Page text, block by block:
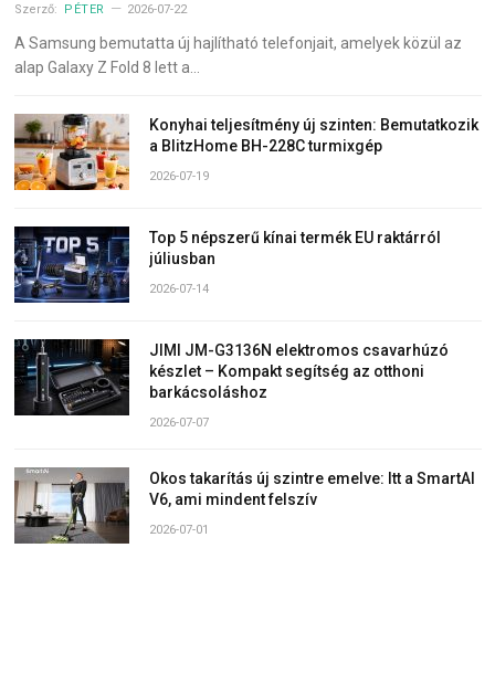
Szerző: PÉTER 2026-07-22
A Samsung bemutatta új hajlítható telefonjait, amelyek közül az
alap Galaxy Z Fold 8 lett a…
Konyhai teljesítmény új szinten: Bemutatkozik
a BlitzHome BH-228C turmixgép
2026-07-19
Top 5 népszerű kínai termék EU raktárról
júliusban
2026-07-14
JIMI JM-G3136N elektromos csavarhúzó
készlet – Kompakt segítség az otthoni
barkácsoláshoz
2026-07-07
Okos takarítás új szintre emelve: Itt a SmartAI
V6, ami mindent felszív
2026-07-01